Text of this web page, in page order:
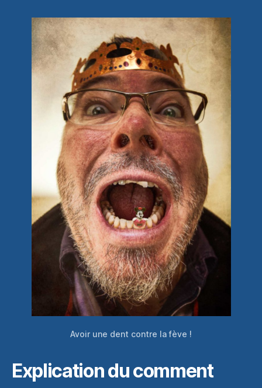
Avoir une dent contre la fève !
Explication du comment